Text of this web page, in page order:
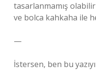
tasarlanmamış
ve bolca kahkaha ile
—
İstersen, ben bu